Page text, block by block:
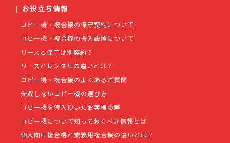
| お役立ち情報
コピー機・複合機の保守契約について
コピー機・複合機の搬入設置について
リースと保守は別契約？
リースとレンタルの違いとは？
コピー機・複合機のよくあるご質問
失敗しないコピー機の選び方
コピー機を導入頂いたお客様の声
コピー機について知っておくべき情報とは
個人向け複合機と業務用複合機の違いとは？